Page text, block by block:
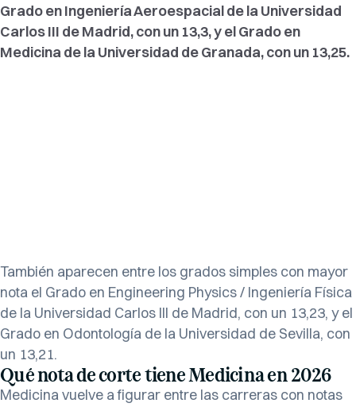
Grado en Ingeniería Aeroespacial de la Universidad
Carlos III de Madrid, con un 13,3, y el Grado en
Medicina de la Universidad de Granada, con un 13,25.
También aparecen entre los grados simples con mayor
nota el Grado en Engineering Physics / Ingeniería Física
de la Universidad Carlos III de Madrid, con un 13,23, y el
Grado en Odontología de la Universidad de Sevilla, con
un 13,21.
Qué nota de corte tiene Medicina en 2026
Medicina vuelve a figurar entre las carreras con notas